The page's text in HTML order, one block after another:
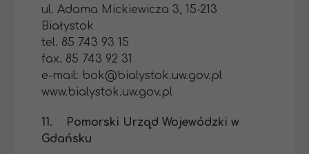
ul. Adama Mickiewicza 3, 15-213
Białystok
tel. 85 743 93 15
fax. 85 743 92 31
e-mail: bok@bialystok.uw.gov.pl
www.bialystok.uw.gov.pl
11. Pomorski Urząd Wojewódzki w
Gdańsku